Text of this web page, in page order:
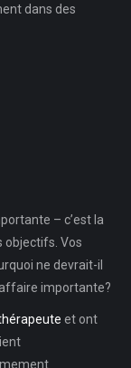
dans des
– c’est la
objectifs. Vos
ne devrait-il
importante?
et ont